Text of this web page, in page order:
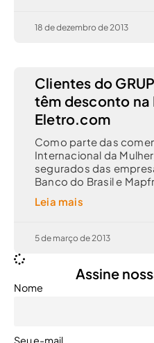
18 de dezembro de 2013
Clientes do
têm desconto na
Eletro.com
Como parte das
Internacional da
segurados das
Banco do Brasil e
Leia mais
5 de março de 2013
Assine
Nome
Seu e-mail